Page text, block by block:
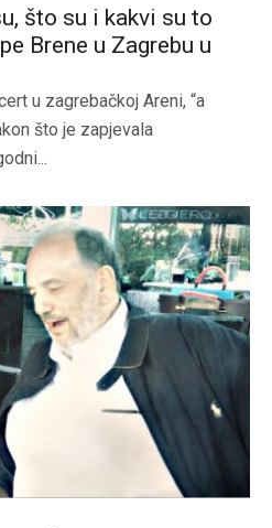
što su i kakvi su to
Brene u Zagrebu u
u zagrebačkoj Areni, “a
što je zapjevala